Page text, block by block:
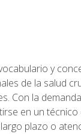
y
de la salud
Con la
en un
plazo o